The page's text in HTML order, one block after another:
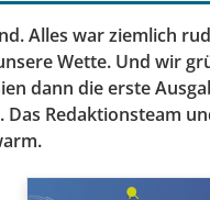
Alles war ziemlich
Wette. Und wir
dann die erste
Redaktionsteam